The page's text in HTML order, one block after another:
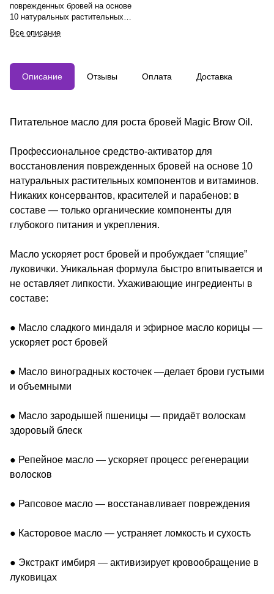
поврежденных бровей на основе
10 натуральных растительных
компонентов и витаминов
Все описание
Описание Отзывы Оплата Доставка
Питательное масло для роста бровей Magic Brow Oil.
Профессиональное средство-активатор для
восстановления поврежденных бровей на основе 10
натуральных растительных компонентов и витаминов.
Никаких консервантов, красителей и парабенов: в
составе — только органические компоненты для
глубокого питания и укрепления.
Масло ускоряет рост бровей и пробуждает “спящие”
луковички. Уникальная формула быстро впитывается и
не оставляет липкости. Ухаживающие ингредиенты в
составе:
● Масло сладкого миндаля и эфирное масло корицы —
ускоряет рост бровей
● Масло виноградных косточек —делает брови густыми
и объемными
● Масло зародышей пшеницы — придаёт волоскам
здоровый блеск
● Репейное масло — ускоряет процесс регенерации
волосков
● Рапсовое масло — восстанавливает повреждения
● Касторовое масло — устраняет ломкость и сухость
● Экстракт имбиря — активизирует кровообращение в
луковицах